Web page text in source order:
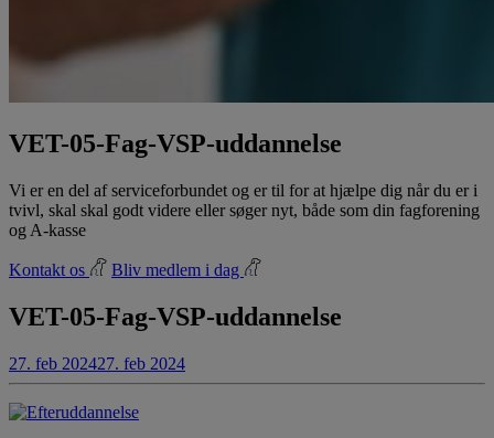
VET-05-Fag-VSP-uddannelse
Vi er en del af serviceforbundet og er til for at hjælpe dig når du er i
tvivl, skal skal godt videre eller søger nyt, både som din fagforening
og A-kasse
Kontakt os Bliv medlem i dag
VET-05-Fag-VSP-uddannelse
27. feb 202427. feb 2024